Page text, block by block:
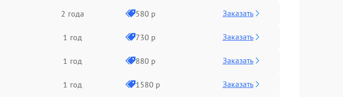
2 года 580 р Заказать
1 год 730 р Заказать
1 год 880 р Заказать
1 год 1580 р Заказать